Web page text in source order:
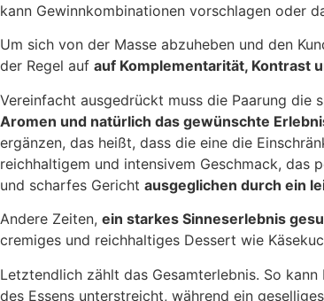
kann Gewinnkombinationen vorschlagen oder
Um sich von der Masse abzuheben und den
der Regel auf auf Komplementarität, Kontrast
Vereinfacht ausgedrückt muss die Paarung die
Aromen und natürlich das gewünschte
ergänzen, das heißt, dass die eine die
reichhaltigem und intensivem Geschmack,
und scharfes Gericht ausgeglichen durch ein
Andere Zeiten, ein starkes Sinneserlebnis
cremiges und reichhaltiges Dessert wie
Letztendlich zählt das Gesamterlebnis. So
des Essens unterstreicht, während ein